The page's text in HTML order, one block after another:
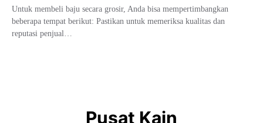
Untuk membeli baju secara grosir, Anda bisa mempertimbangkan
beberapa tempat berikut: Pastikan untuk memeriksa kualitas dan
reputasi penjual…
Pusat Kain